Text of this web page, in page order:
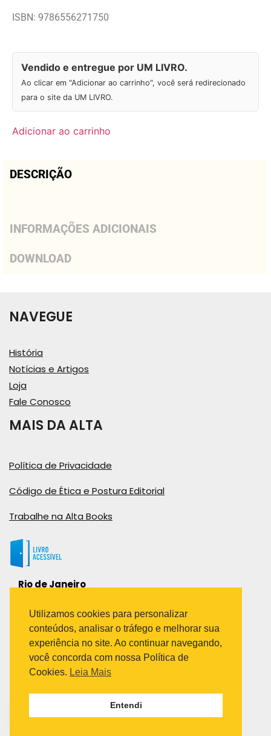
ISBN: 9786556271750
Vendido e entregue por UM LIVRO.
Ao clicar em "Adicionar ao carrinho", você será redirecionado
para o site da UM LIVRO.
Adicionar ao carrinho
DESCRIÇÃO
INFORMAÇÕES ADICIONAIS
DOWNLOAD
NAVEGUE
História
Notícias e Artigos
Loja
Fale Conosco
MAIS DA ALTA
Política de Privacidade
Código de Ética e Postura Editorial
Trabalhe na Alta Books
Rio de Janeiro
Bairro Industrial do Jacaré
Rio de Janeiro – RJ – CEP: 20970-031
Telefone:
(21) 3278-8069
(21) 3995-7512
Avenida Paulista 1636 / sala 1407
Utilizamos cookies para personalizar
conteúdos, analisar o tráfego e melhorar sua
experiência no site. Ao continuar navegando,
você concorda com nossa Política de
Cookies. Leia Mais
Entendi